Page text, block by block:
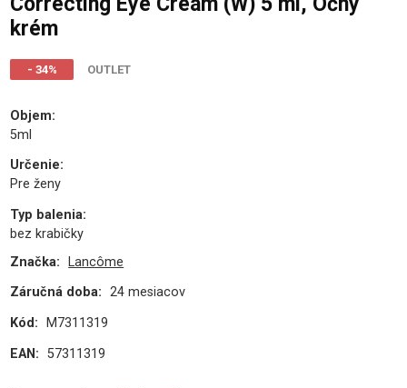
krém
- 34% OUTLET
Objem:
5ml
Určenie:
Pre ženy
Typ balenia:
bez krabičky
Značka:
Lancôme
Záručná doba: 24 mesiacov
Kód:
M7311319
EAN: 57311319